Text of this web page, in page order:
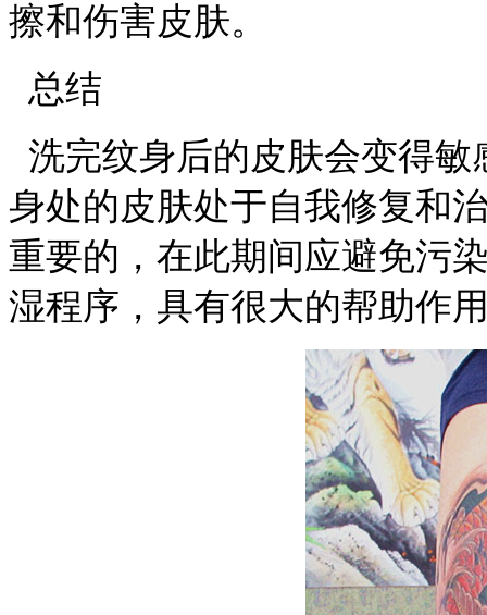
擦和伤害皮肤。
总结
洗完纹身后的皮肤会变得
身处的皮肤处于自我修复和
重要的，在此期间应避免污
湿程序，具有很大的帮助作